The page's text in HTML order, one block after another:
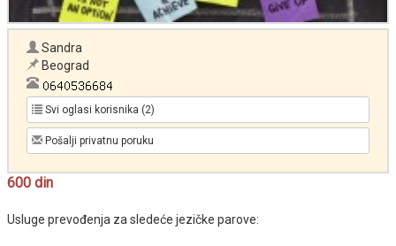
Sandra
Beograd
Svi oglasi korisnika (2)
Pošalji privatnu poruku
600 din
Usluge prevođenja za sledeće jezičke parove: